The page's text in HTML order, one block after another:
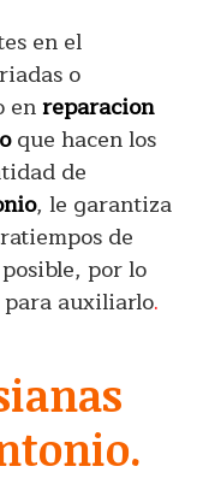
en el
o
enreparacion
que hacen los
de
, le garantiza
de
por lo
auxiliarlo.